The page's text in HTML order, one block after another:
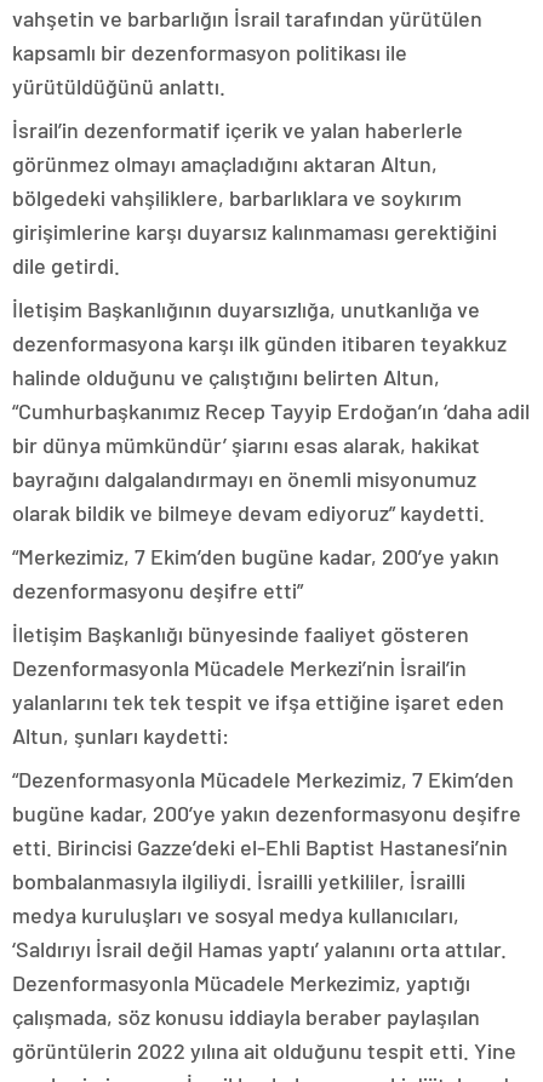
vahşetin ve barbarlığın İsrail tarafından yürütülen
kapsamlı bir dezenformasyon politikası ile
yürütüldüğünü anlattı.
İsrail’in dezenformatif içerik ve yalan haberlerle
görünmez olmayı amaçladığını aktaran Altun,
bölgedeki vahşiliklere, barbarlıklara ve soykırım
girişimlerine karşı duyarsız kalınmaması gerektiğini
dile getirdi.
İletişim Başkanlığının duyarsızlığa, unutkanlığa ve
dezenformasyona karşı ilk günden itibaren teyakkuz
halinde olduğunu ve çalıştığını belirten Altun,
“Cumhurbaşkanımız Recep Tayyip Erdoğan’ın ‘daha adil
bir dünya mümkündür’ şiarını esas alarak, hakikat
bayrağını dalgalandırmayı en önemli misyonumuz
olarak bildik ve bilmeye devam ediyoruz” kaydetti.
“Merkezimiz, 7 Ekim’den bugüne kadar, 200’ye yakın
dezenformasyonu deşifre etti”
İletişim Başkanlığı bünyesinde faaliyet gösteren
Dezenformasyonla Mücadele Merkezi’nin İsrail’in
yalanlarını tek tek tespit ve ifşa ettiğine işaret eden
Altun, şunları kaydetti:
“Dezenformasyonla Mücadele Merkezimiz, 7 Ekim’den
bugüne kadar, 200’ye yakın dezenformasyonu deşifre
etti. Birincisi Gazze’deki el-Ehli Baptist Hastanesi’nin
bombalanmasıyla ilgiliydi. İsrailli yetkililer, İsrailli
medya kuruluşları ve sosyal medya kullanıcıları,
‘Saldırıyı İsrail değil Hamas yaptı’ yalanını orta attılar.
Dezenformasyonla Mücadele Merkezimiz, yaptığı
çalışmada, söz konusu iddiayla beraber paylaşılan
görüntülerin 2022 yılına ait olduğunu tespit etti. Yine